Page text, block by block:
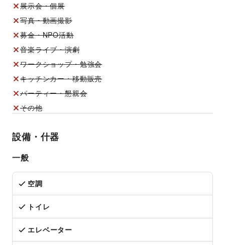
展示会・個展
写真・動画撮影
募金・NPO活動
音楽ライブ・演劇
ワークショップ・勉強会
キッチンカー・移動販売
パーティー・懇親会
その他
設備・什器
一般
空調
トイレ
エレベーター